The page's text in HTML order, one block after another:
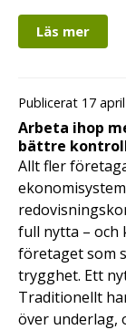
Läs mer
Publicerat 17
Arbeta ihop
bättre
Allt fler
full nytta – och
företaget som
trygghet. Ett
Traditionellt
över underlag,